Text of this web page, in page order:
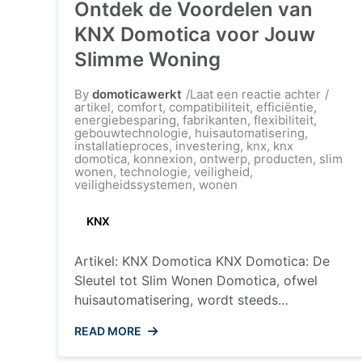
Ontdek de Voordelen van
KNX Domotica voor Jouw
Slimme Woning
By domoticawerkt Laat een reactie achterop
KNX
artikel, comfort, compatibiliteit, efficiëntie,
energiebesparing, fabrikanten, flexibiliteit,
gebouwtechnologie, huisautomatisering,
installatieproces,investering, knx, knx
domotica, konnexion, ontwerp, producten, slim
wonen, technologie, veiligheid,
veiligheidssystemen, wonen
KNX
Artikel: KNX Domotica KNX Domotica: De
Sleutel tot Slim Wonen Domotica, ofwel
huisautomatisering, wordt steeds
de meest geavanceerde en veelzijdige
systemen op het gebied van domotica is
READ MORE